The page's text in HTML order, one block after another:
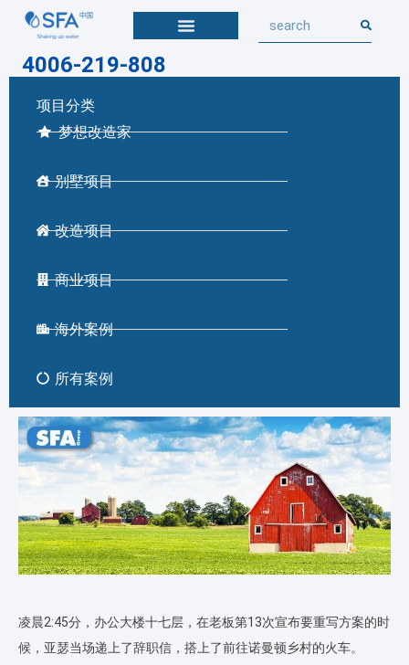
4006-219-808
项目分类
梦想改造家
别墅项目
改造项目
商业项目
海外案例
所有案例
凌晨2:45分，办公大楼十七层，在老板第13次宣布要重写方案的时
候，亚瑟当场递上了辞职信，搭上了前往诺曼顿乡村的火车。